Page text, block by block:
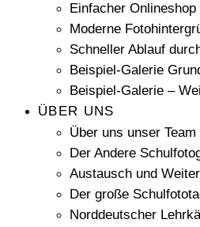
Einfacher Onlineshop
Moderne
Schneller Ablauf
Beispiel-Galerie
Beispiel-Galerie –
ÜBER UNS
Über uns unser Team
Der Andere
Austausch und
Der große
Norddeutscher